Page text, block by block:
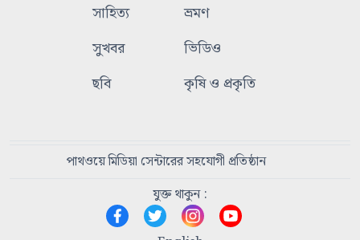
সাহিত্য
ভ্রমণ
সুখবর
ভিডিও
ছবি
কৃষি ও প্রকৃতি
পাথওয়ে মিডিয়া সেন্টারের সহযোগী প্রতিষ্ঠান
যুক্ত থাকুন :